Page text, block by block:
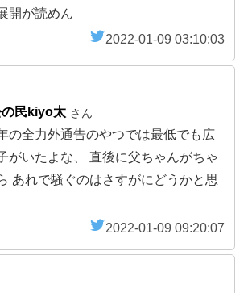
開が読めん
2022-01-09 03:10:03
民kiyo太 さん
の全力外通告のやつでは最低でも広
がいたよな、 直後に父ちゃんがちゃ
あれで騒ぐのはさすがにどうかと思
2022-01-09 09:20:07